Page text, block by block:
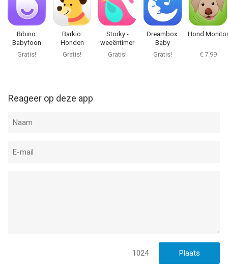
Bibino:
Babyfoon
Nanny Cam
Gratis!
Barkio:
Honden
Monitor
Gratis!
Storky -
weeëntimer
Gratis!
Dreambox:
Baby
Slaapgeluiden
Gratis!
Hond Monitor
€ 7.99
Reageer op deze app
1024